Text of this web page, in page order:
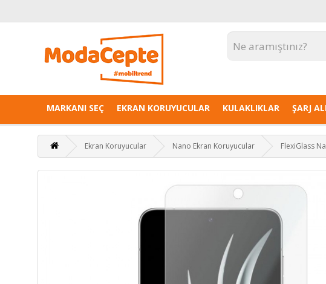
MARKANI SEÇ EKRAN KORUYUCULAR KULAKLIKLAR ŞARJ
Ekran Koruyucular Nano Ekran Koruyucular FlexiGlass